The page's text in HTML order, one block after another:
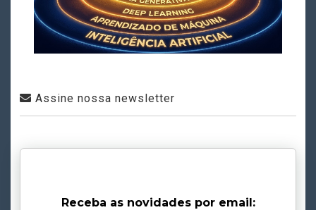
Assine nossa newsletter
Receba as novidades por email: